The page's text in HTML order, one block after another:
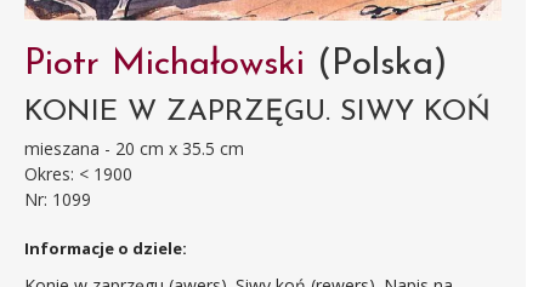
Piotr Michałowski (Polska)
KONIE W ZAPRZĘGU. SIWY KOŃ
mieszana - 20 cm x 35.5 cm
Okres: < 1900
Nr: 1099
Informacje o dziele: